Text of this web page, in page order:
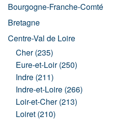
Bourgogne-Franche-Comté
Bretagne
Centre-Val de Loire
Cher (235)
Eure-et-Loir (250)
Indre (211)
Indre-et-Loire (266)
Loir-et-Cher (213)
Loiret (210)